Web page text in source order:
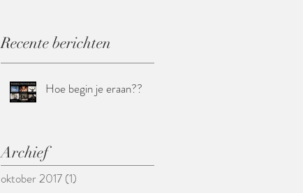
Recente berichten
Hoe begin je eraan??
Archief
oktober 2017 (1)